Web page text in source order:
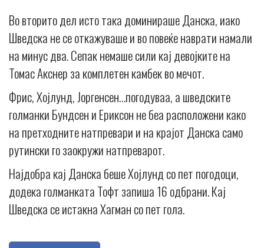
Во вторито дел исто така доминираше Данска, иако
Шведска не се откажуваше и во повеќе наврати намали
на минус два. Сепак немаше сили кај девојките на
Томас Акснер за комплетен камбек во мечот.
Фрис, Хојлунд, Јоргенсен…погодуваа, а шведските
голманки Бундсен и Ериксон не беа расположени како
на претходните натпревари и на крајот Данска само
рутински го заокружи натпреварот.
Најдобра кај Данска беше Хојлунд со пет погодоци,
додека голманката Тофт запиша 16 одбрани. Кај
Шведска се истакна Хагман со пет гола.